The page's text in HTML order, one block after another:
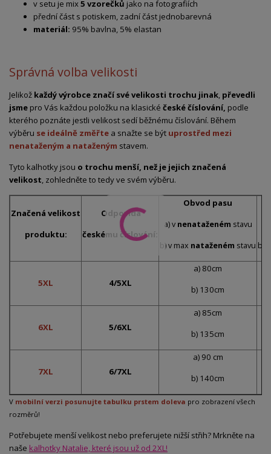
v setu je mix 5 vzorečků jako na fotografiích
přední část s potiskem, zadní část jednobarevná
materiál: 95% bavlna, 5% elastan
Správná volba velikosti
Jelikož každý výrobce značí své velikosti trochu jinak převedli
jsme pro Vás každou položku na klasické české číslování, podle
kterého poznáte jestli velikost sedí běžnému číslování. Během
výběru se ideálně změřte a snažte se být uprostřed mezi
nenataženým a nataženým stavem.
Tyto kalhotky jsou o trochu menší, než je jejich značená
velikost , zohledněte to tedy ve svém výběru.
Značená velikost
produktu:
Odpovídá
českému číslování:
Obvod pasu
a) v nenataženém stavu
b) v max nataženém stavu b)
5XL 4/5XL
a) 80cm
b) 130cm
6XL 5/6XL
a) 85cm
b) 135cm
7XL 6/7XL
a) 90 cm
b) 140cm
V mobilní verzi posunujte tabulku prstem doleva pro zobrazení všech
rozměrů!
Potřebujete menší velikost nebo preferujete nižší střih? Mrkněte na
naše kalhotky Natalie, které jsou už od 2XL!